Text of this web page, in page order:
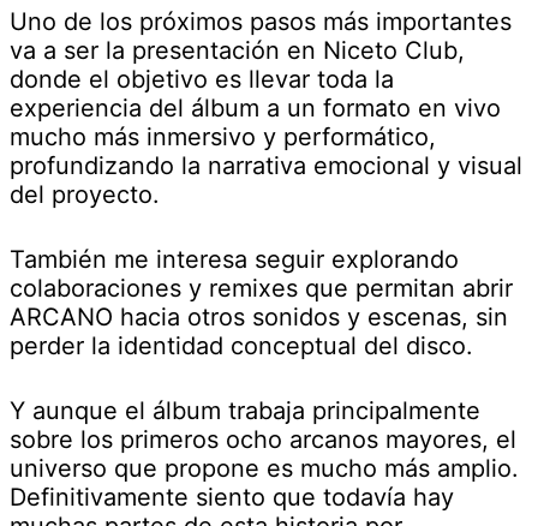
Uno de los próximos pasos más importantes
va a ser la presentación en Niceto Club,
donde el objetivo es llevar toda la
experiencia del álbum a un formato en vivo
mucho más inmersivo y performático,
profundizando la narrativa emocional y visual
del proyecto.
También me interesa seguir explorando
colaboraciones y remixes que permitan abrir
ARCANO hacia otros sonidos y escenas, sin
perder la identidad conceptual del disco.
Y aunque el álbum trabaja principalmente
sobre los primeros ocho arcanos mayores, el
universo que propone es mucho más amplio.
Definitivamente siento que todavía hay